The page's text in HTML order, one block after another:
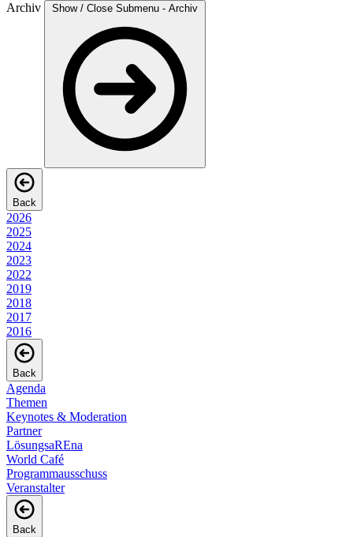
Archiv
Show / Close Submenu - Archiv
Back
2026
2025
2024
2023
2022
2019
2018
2017
2016
Back
Agenda
Themen
Keynotes & Moderation
Partner
LösungsaREna
World Café
Programmausschuss
Veranstalter
Back